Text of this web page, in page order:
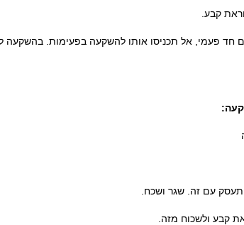
קבע.
חד פעמי, אל תכניסו אותו להשקעה בפעימות. בהשקעה
עם זה. שגר ושכח.
קבע ולשכוח מזה.